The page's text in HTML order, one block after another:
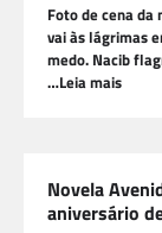
Foto de cena
vai às lágrimas
medo. Nacib
…Leia mais
Novela
aniversário